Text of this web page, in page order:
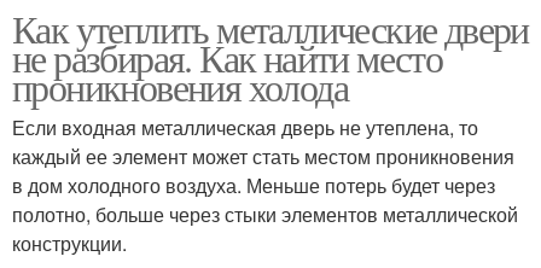
Как утеплить металлические двери
не разбирая. Как найти место
проникновения холода
Если входная металлическая дверь не утеплена, то
каждый ее элемент может стать местом проникновения
в дом холодного воздуха. Меньше потерь будет через
полотно, больше через стыки элементов металлической
конструкции.